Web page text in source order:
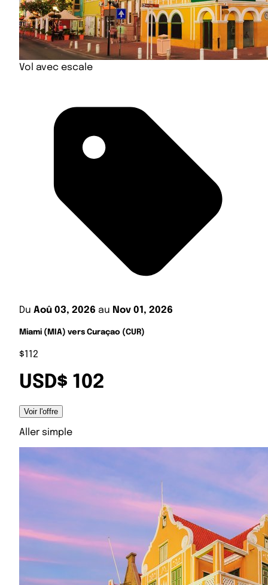
Vol avec escale
Du Aoû 03, 2026 au Nov 01, 2026
Miami (MIA) vers Curaçao (CUR)
$112
USD$ 102
Voir l'offre
Aller simple